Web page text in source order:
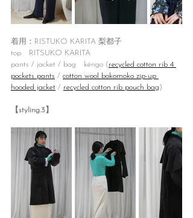
着用：RISTUKO KARITA 梨都子
top　RITSUKO KARITA
pants / jacket / bag　kéngo (recycled cotton rib 4
pockets pants / cotton wool bokomoko zip-up
hooded jacket / recycled cotton rib pouch bag)
【styling.3】